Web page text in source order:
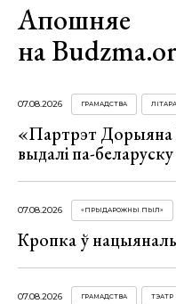
Апошняе
на
07.08.2026 ГРАМАДСТВА
«Партрэт Дорыяна
выдалі па-беларуску
07.08.2026 «ПРЫДАРОЖНЫ ПЫЛ»
Кропка ў
07.08.2026 ГРАМАДСТВА ТЭАТР